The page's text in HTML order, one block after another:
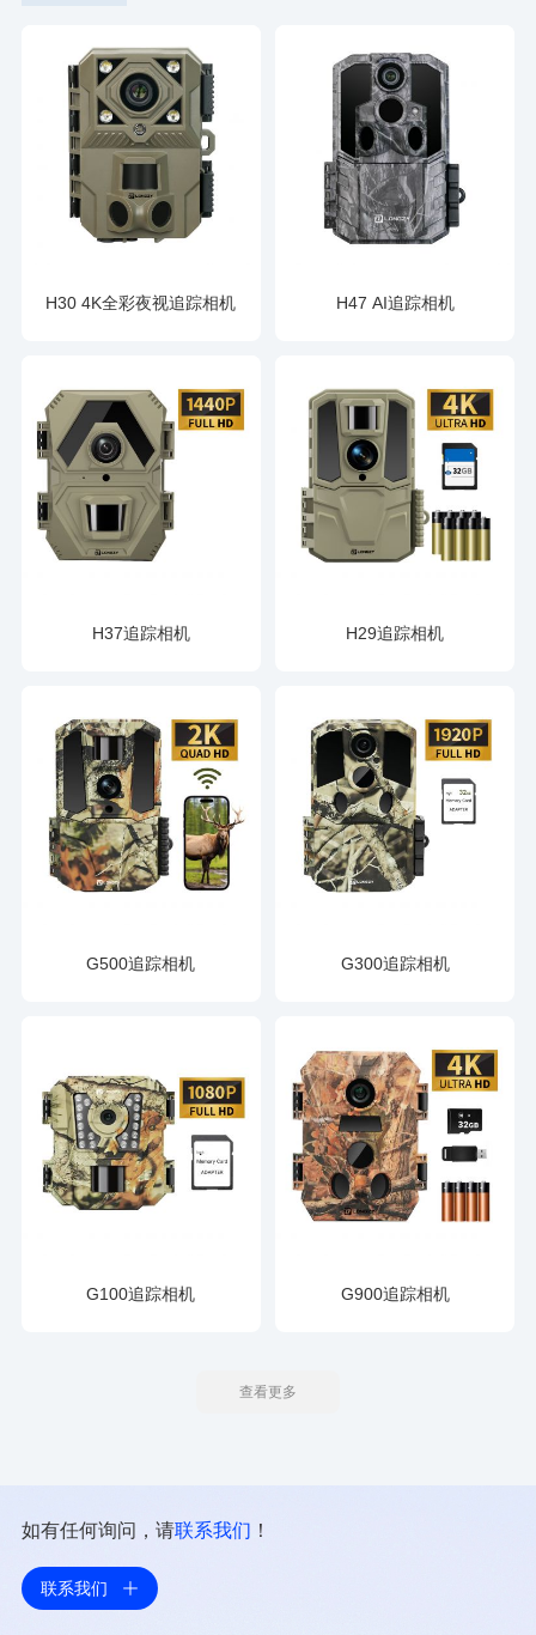
H30 4K全彩夜视追踪相机 H47 AI追踪相机
H37追踪相机 H29追踪相机
G500追踪相机 G300追踪相机
G100追踪相机 G900追踪相机
查看更多
如有任何询问，请联系我们 ！
联系我们 